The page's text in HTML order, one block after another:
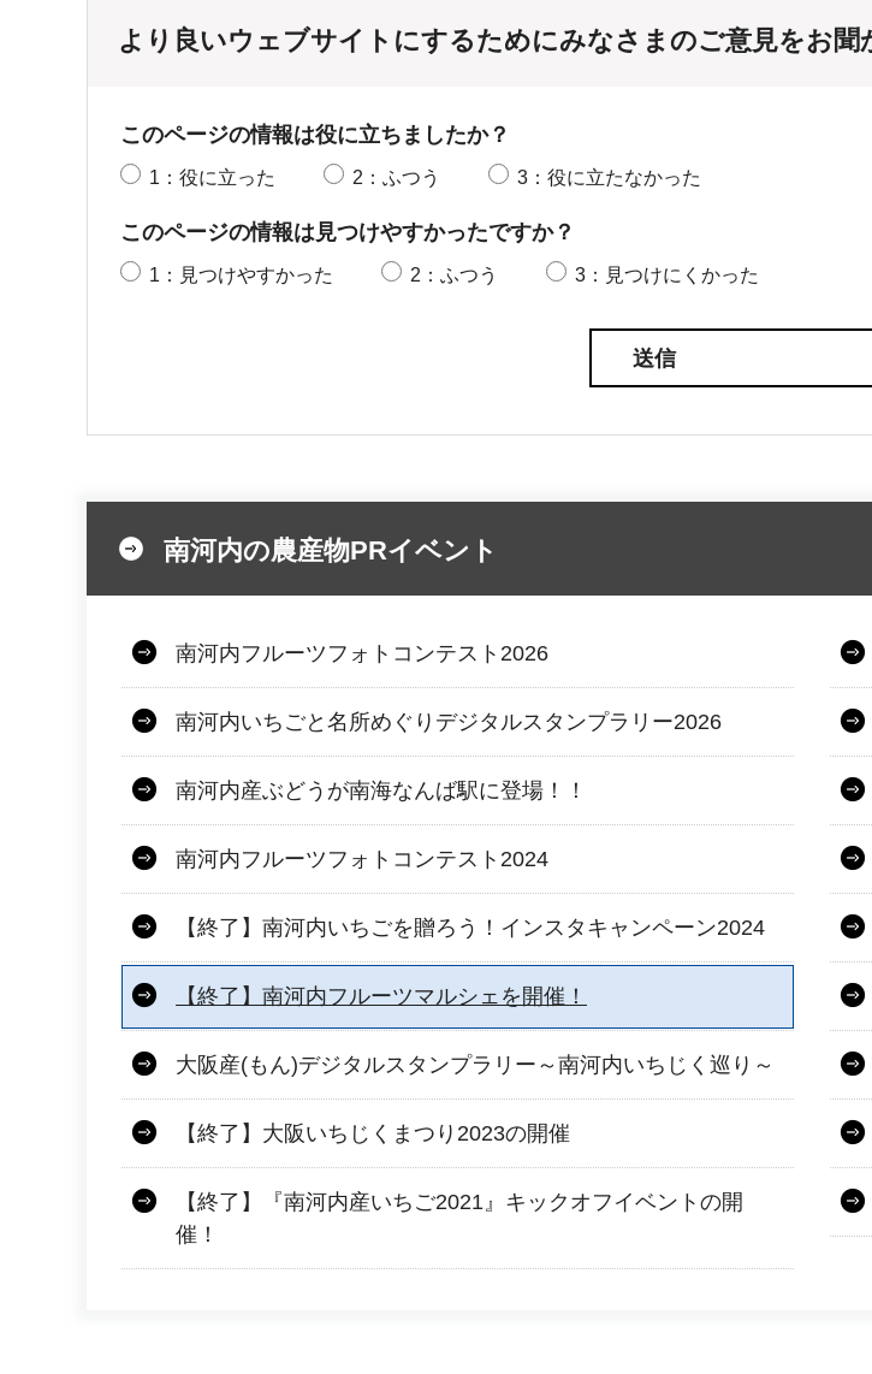
より良いウェブサイトにするためにみなさまのご意見をお聞
このページの情報は役に立ちましたか？
1：役に立った 2：ふつう 3：役に立たなかった
このページの情報は見つけやすかったですか？
1：見つけやすかった 2：ふつう 3：見つけにくかった
南河内の農産物PRイベント
南河内フルーツフォトコンテスト2026
南河内いちごと名所めぐりデジタルスタンプラリー2026
南河内産ぶどうが南海なんば駅に登場！！
南河内フルーツフォトコンテスト2024
【終了】南河内いちごを贈ろう！インスタキャンペーン2024
【終了】南河内フルーツマルシェを開催！
大阪産(もん)デジタルスタンプラリー～南河内いちじく巡り～
【終了】大阪いちじくまつり2023の開催
【終了】『南河内産いちご2021』キックオフイベントの開
催！